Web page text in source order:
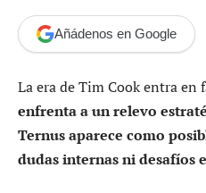
Añádenos en Google
La era de Tim Cook entra en
enfrenta a un relevo
Ternus aparece como
dudas internas ni desafíos